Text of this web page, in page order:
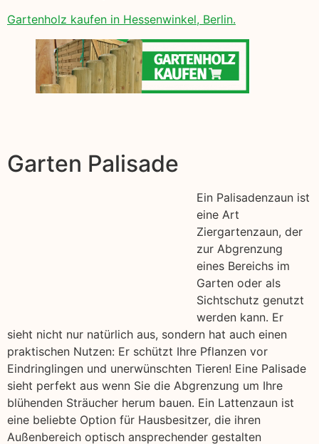
Gartenholz kaufen in Hessenwinkel, Berlin.
Garten Palisade
Ein Palisadenzaun ist
eine Art
Ziergartenzaun, der
zur Abgrenzung
eines Bereichs im
Garten oder als
Sichtschutz genutzt
werden kann. Er
sieht nicht nur natürlich aus, sondern hat auch einen
praktischen Nutzen: Er schützt Ihre Pflanzen vor
Eindringlingen und unerwünschten Tieren! Eine Palisade
sieht perfekt aus wenn Sie die Abgrenzung um Ihre
blühenden Sträucher herum bauen. Ein Lattenzaun ist
eine beliebte Option für Hausbesitzer, die ihren
Außenbereich optisch ansprechender gestalten